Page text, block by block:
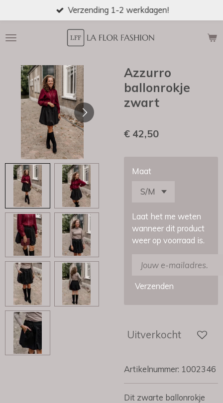
direct
naar
Verzending 1-2 werkdagen!
Azzurro
ballonrokje
zwart
€ 42,50
Maat
Laat het me weten
wanneer dit product
weer op voorraad is.
Verzenden
Uitverkocht
Artikelnummer: 1002346
Dit zwarte ballonrokje